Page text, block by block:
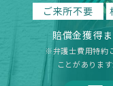
ご来所不要
賠償金獲得
※弁護士費用特約
ことがありま